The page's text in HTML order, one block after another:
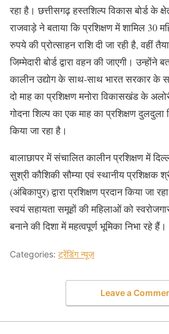
रहा है। छत्तीसगढ़ हस्तशिल्प विकास बोर्ड के
राजवाड़े ने बताया कि प्रशिक्षण में शामिल 30
रुपये की प्रोत्साहन राशि दी जा रही है, वहीं
जिम्मेदारी बोर्ड द्वारा वहन की जाएगी।
कालीन उद्योग के साथ-साथ भारत सरकार के
दो माह का प्रशिक्षण मनोरा विकासखंड के
गोदना शिल्प का एक माह का प्रशिक्षण
किया जा रहा है।
बालाछापर में संचालित कालीन प्रशिक्षण में
सुश्री कौशिकी सौम्या एवं स्थानीय प्रशिक्षक
(अंबिकापुर) द्वारा प्रशिक्षण प्रदान किया जा
स्वयं सहायता समूहों की महिलाओं को
बनाने की दिशा में महत्वपूर्ण भूमिका निभा रहे हैं।
Categories: ट्रेंडिंग न्यूज़
Leave a